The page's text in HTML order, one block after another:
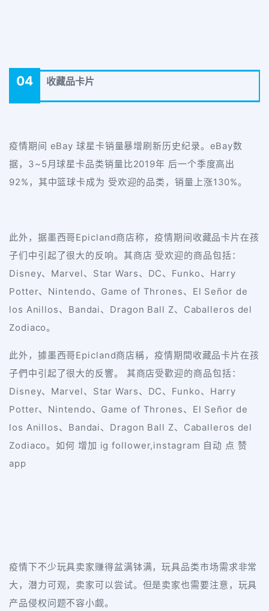
04 收藏品卡片
疫情期间 eBay 球星卡销量暴增刷新历史纪录。eBay数
据，3~5月球星卡品类销量比2019年 后一个季度高出
92%，其中篮球卡成为 受欢迎的品类，销量上涨130%。
此外，据墨西哥Epicland商店称，疫情期间收藏品卡片在孩
子们中引起了很大的反响。其商店 受欢迎的商品包括：
Disney、Marvel、Star Wars、DC、Funko、Harry
Potter、Nintendo、Game of Thrones、El Señor de
los Anillos、Bandai、Dragon Ball Z、Caballeros del
Zodiaco。
此外，據墨西哥Epicland商店稱，疫情期間收藏品卡片在孩
子們中引起了很大的反響。 其商店受歡迎的商品包括：
Disney、Marvel、Star Wars、DC、Funko、Harry
Potter、Nintendo、Game of Thrones、El Señor de
los Anillos、Bandai、Dragon Ball Z、Caballeros del
Zodiaco。如何 增加 ig follower,instagram 自动 点 赞
app
疫情下不少玩具卖家赚得盆满钵满，玩具品类市场需求非常
大，潜力可观，卖家可以尝试。但是卖家也需要注意，玩具
产品侵权问题不容小觑。